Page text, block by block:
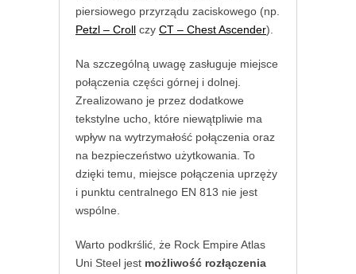
piersiowego przyrządu zaciskowego (np.
Petzl – Croll czy CT – Chest Ascender).
Na szczególną uwagę zasługuje miejsce
połączenia części górnej i dolnej.
Zrealizowano je przez dodatkowe
tekstylne ucho, które niewątpliwie ma
wpływ na wytrzymałość połączenia oraz
na bezpieczeństwo użytkowania. To
dzięki temu, miejsce połączenia uprzęży
i punktu centralnego EN 813 nie jest
wspólne.
Warto podkrślić, że Rock Empire Atlas
Uni Steel jest możliwość rozłączenia